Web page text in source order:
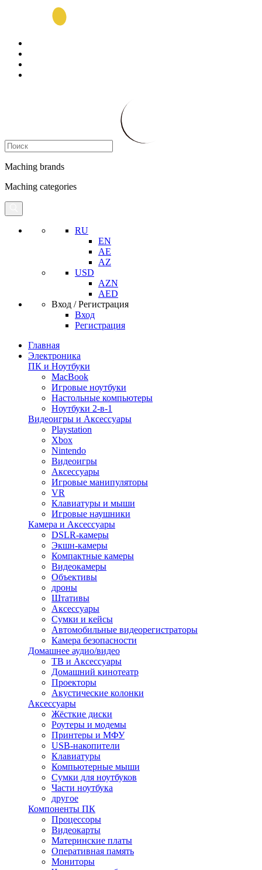
Maching brands
Maching categories
RU
EN
AE
AZ
USD
AZN
AED
Вход / Регистрация
Вход
Регистрация
Главная
Электроника
ПК и Ноутбуки
MacBook
Игровые ноутбуки
Настольные компьютеры
Ноутбуки 2-в-1
Видеоигры и Аксессуары
Playstation
Xbox
Nintendo
Видеоигры
Аксессуары
Игровые манипуляторы
VR
Клавиатуры и мыши
Игровые наушники
Камера и Аксессуары
DSLR-камеры
Экшн-камеры
Компактные камеры
Видеокамеры
Объективы
дроны
Штативы
Аксессуары
Сумки и кейсы
Автомобильные видеорегистраторы
Камера безопасности
Домашнее аудио/видео
ТВ и Аксессуары
Домашний кинотеатр
Проекторы
Акустические колонки
Аксессуары
Жёсткие диски
Роутеры и модемы
Принтеры и МФУ
USB-накопители
Клавиатуры
Компьютерные мыши
Сумки для ноутбуков
Части ноутбука
другое
Компоненты ПК
Процессоры
Видеокарты
Материнские платы
Оперативная память
Мониторы